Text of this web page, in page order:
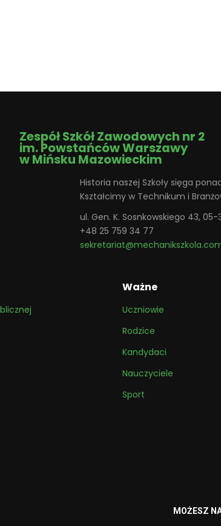
Zespół Szkół Zawodowych nr 2
im. Powstańców Warszawy
w Mińsku Mazowieckim
Historia naszej Szkoły sięga
Kształcimy w Technikum i
ul. Gen. K. Sosnkowskiego 43,
+48 25 759 34 77
Ważne
Uczniowie
Rodzice
Kandydaci
Nauczyciele
Sport
MOŻESZ